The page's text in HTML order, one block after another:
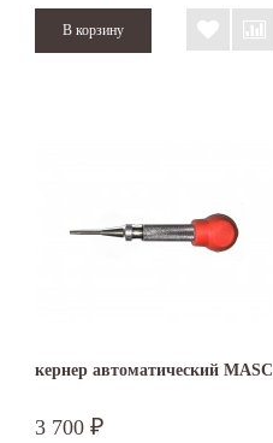
кернер автоматический MASC
3 700 ₽